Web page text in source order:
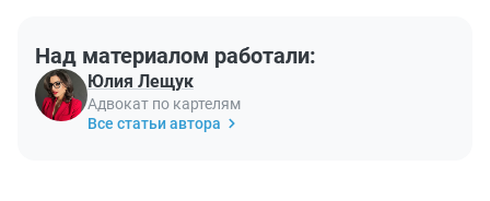
Над материалом работали:
Юлия Лещук
Адвокат по картелям
Все статьи автора